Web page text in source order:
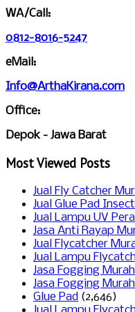
WA/Call:
0812-8016-5247
eMail:
Info@ArthaKirana.com
Office:
Depok - Jawa Barat
Most Viewed Posts
Jual Fly Catcher
Jual Glue Pad
Jual Lampu UV
Jasa Anti Rayap
Jual Flycatcher
Jual Lampu
Jasa Fogging
Jasa Fogging
Glue Pad (2,646)